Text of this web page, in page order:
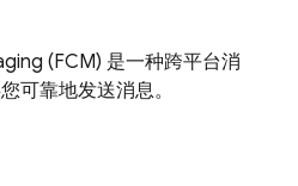
(FCM) 是一种跨平台消
可靠地发送消息。